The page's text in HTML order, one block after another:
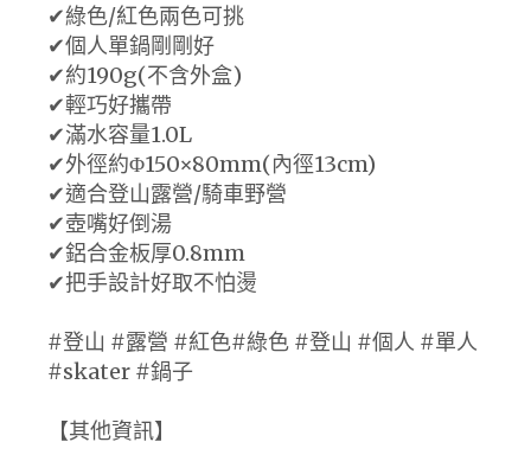
✔綠色/紅色兩色可挑
✔個人單鍋剛剛好
✔約190g(不含外盒)
✔輕巧好攜帶
✔滿水容量1.0L
✔外徑約Φ150×80mm(內徑13cm)
✔適合登山露營/騎車野營
✔壺嘴好倒湯
✔鋁合金板厚0.8mm
✔把手設計好取不怕燙
#登山 #露營 #紅色#綠色 #登山 #個人 #單人
#skater #鍋子
【其他資訊】